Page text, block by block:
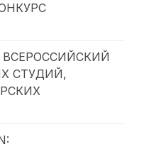
ВСЕРОССИЙСКИЙ
СТУДИЙ,